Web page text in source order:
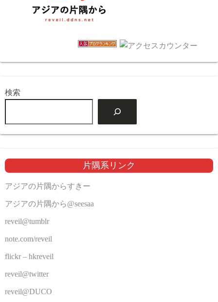
検索
片隅系リンク
アジアの片隅からすきー
アジアの片隅から@seesaa
reveil@tumblr
note.com/reveil
flickr – hkreveil
reveil@twitter
reveil@DUCO